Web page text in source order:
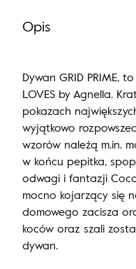
Opis
Dywan GRID PRIME,
LOVES by Agnella.
pokazach
wyjątkowo
wzorów należą m.in.
w końcu pepitka,
odwagi i fantazji
mocno kojarzący się
domowego zacisza
koców oraz szali
dywan.